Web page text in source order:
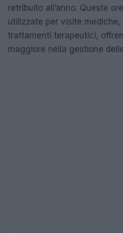
retribuito all’anno. Queste
utilizzate per visite
trattamenti terapeutici,
maggiore nella gestione